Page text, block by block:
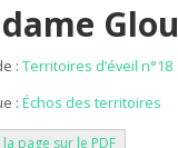
Glou
: Territoires d’éveil n°18
: Échos des territoires
page sur le PDF